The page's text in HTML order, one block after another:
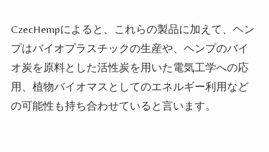
CzecHempによると、これらの製品に加えて、ヘン
プはバイオプラスチックの生産や、ヘンプのバイ
オ炭を原料とした活性炭を用いた電気工学への応
用、植物バイオマスとしてのエネルギー利用など
の可能性も持ち合わせていると言います。